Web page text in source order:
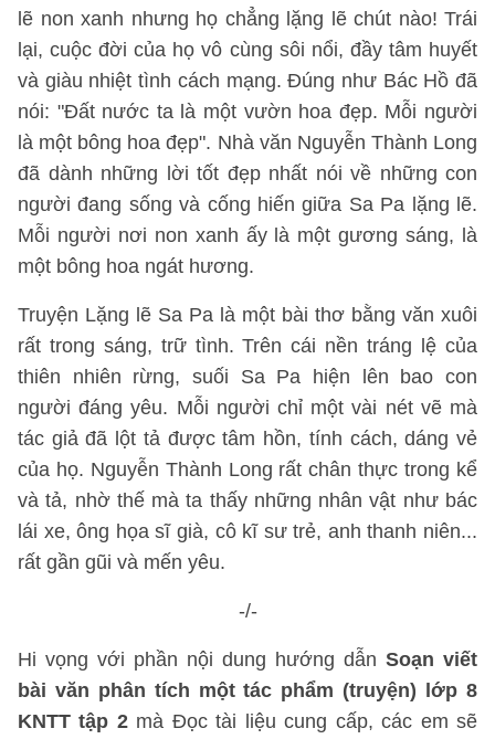
lẽ non xanh nhưng họ chẳng lặng lẽ chút nào! Trái
lại, cuộc đời của họ vô cùng sôi nổi, đầy tâm huyết
và giàu nhiệt tình cách mạng. Đúng như Bác Hồ đã
nói: "Đất nước ta là một vườn hoa đẹp. Mỗi người
là một bông hoa đẹp". Nhà văn Nguyễn Thành Long
đã dành những lời tốt đẹp nhất nói về những con
người đang sống và cống hiến giữa Sa Pa lặng lẽ.
Mỗi người nơi non xanh ấy là một gương sáng, là
một bông hoa ngát hương.
Truyện Lặng lẽ Sa Pa là một bài thơ bằng văn xuôi
rất trong sáng, trữ tình. Trên cái nền tráng lệ của
thiên nhiên rừng, suối Sa Pa hiện lên bao con
người đáng yêu. Mỗi người chỉ một vài nét vẽ mà
tác giả đã lột tả được tâm hồn, tính cách, dáng vẻ
của họ. Nguyễn Thành Long rất chân thực trong kể
và tả, nhờ thế mà ta thấy những nhân vật như bác
lái xe, ông họa sĩ già, cô kĩ sư trẻ, anh thanh niên...
rất gần gũi và mến yêu.
-/-
Hi vọng với phần nội dung hướng dẫn Soạn viết
bài văn phân tích một tác phẩm (truyện) lớp 8
KNTT tập 2mà Đọc tài liệu cung cấp, các em sẽ